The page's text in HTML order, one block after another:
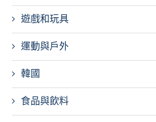
遊戲和玩具
運動與戶外
韓國
食品與飲料